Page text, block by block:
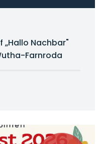
Nachbar"
Farnroda